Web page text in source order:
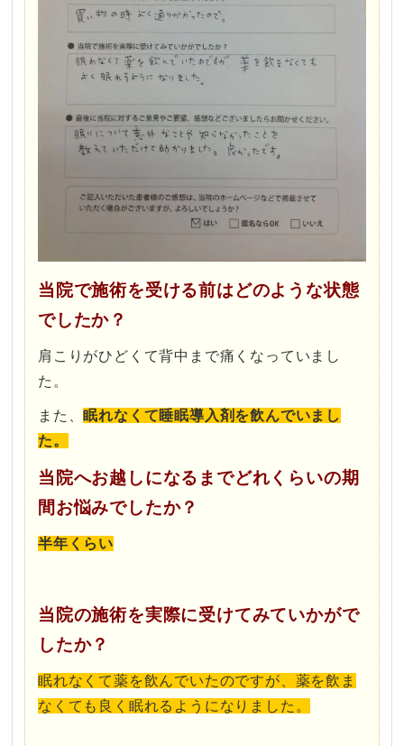
当院で施術を受ける前はどのような状態
でしたか？
肩こりがひどくて背中まで痛くなっていまし
た。
また、眠れなくて睡眠導入剤を飲んでいまし
た。
当院へお越しになるまでどれくらいの期
間お悩みでしたか？
半年くらい
当院の施術を実際に受けてみていかがで
したか？
眠れなくて薬を飲んでいたのですが、薬を飲ま
なくても良く眠れるようになりました。